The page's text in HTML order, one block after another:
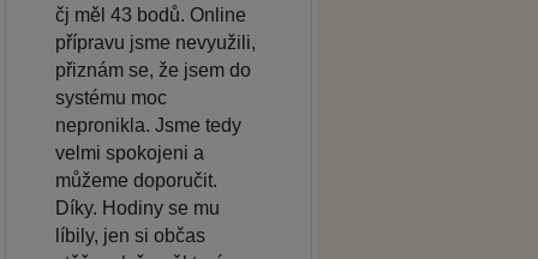
čj měl 43 bodů. Online
přípravu jsme nevyužili,
přiznám se, že jsem do
systému moc
nepronikla. Jsme tedy
velmi spokojeni a
můžeme doporučit.
Díky. Hodiny se mu
líbily, jen si občas